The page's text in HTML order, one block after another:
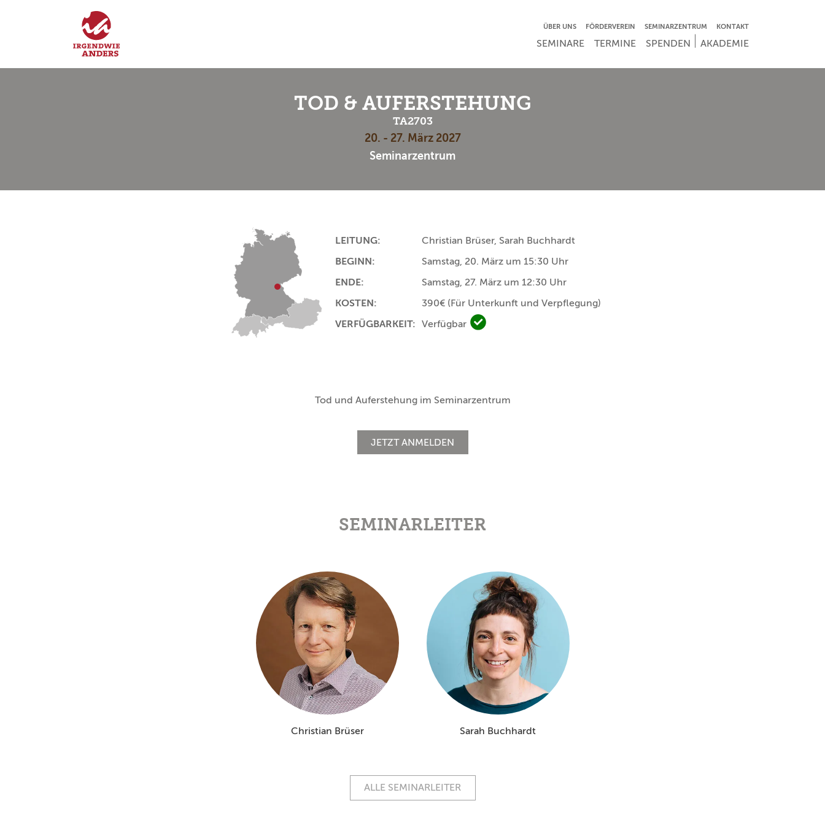
NAVIGATION ÜBERSPRINGEN
ÜBER UNS FÖRDERVEREIN SEMINARZENTRUM KONTAKT
NAVIGATION ÜBERSPRINGEN
SEMINARE TERMINE SPENDEN AKADEMIE
TOD & AUFERSTEHUNG
TA2703
20. - 27. März 2027
Seminarzentrum
LEITUNG:
Christian Brüser, Sarah Buchhardt
BEGINN:
Samstag, 20. März um 15:30 Uhr
ENDE:
Samstag, 27. März um 12:30 Uhr
KOSTEN:
390€ (Für Unterkunft und Verpflegung)
VERFÜGBARKEIT: Verfügbar Verfügbar
Tod und Auferstehung im Seminarzentrum
JETZT ANMELDEN
SEMINARLEITER
Christian Brüser Sarah Buchhardt
ALLE SEMINARLEITER